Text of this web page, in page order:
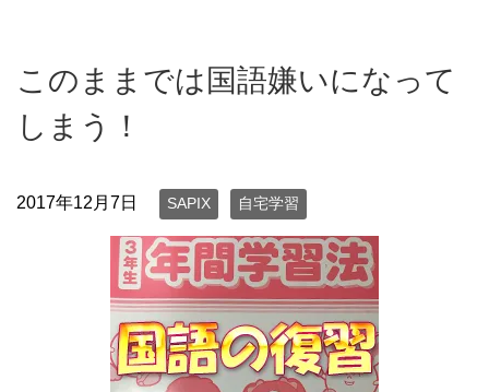
このままでは国語嫌いになって
しまう！
2017年12月7日 SAPIX 自宅学習